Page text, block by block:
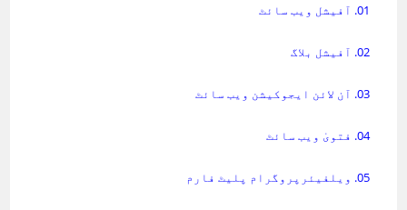
01. آفیشل ویب سائٹ
02. آفیشل بلاگ
03. آن لائن ایجوکیشن ویب سائٹ
04. فتویٰ ویب سائٹ
05. ویلفیئرپروگرام پلیٹ فارم